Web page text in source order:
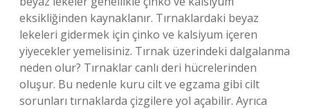
eksikliğinden kaynaklanır. Tırnaklardaki beyaz
lekeleri gidermek için çinko ve kalsiyum içeren
yiyecekler yemelisiniz. Tırnak üzerindeki dalgalanma
neden olur? Tırnaklar canlı deri hücrelerinden
oluşur. Bu nedenle kuru cilt ve egzama gibi cilt
sorunları tırnaklarda çizgilere yol açabilir. Ayrıca